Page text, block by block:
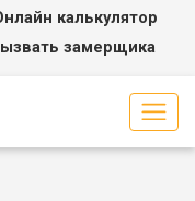
калькулятор
замерщика